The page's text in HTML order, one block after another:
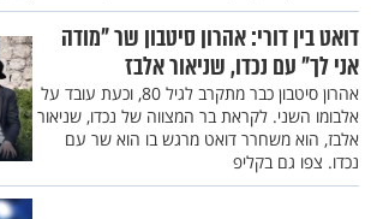
דואט בין דורי: אהרון סיטבון שר "מודה
אני לך" עם נכדו, שניאור אלבז
אהרון סיטבון כבר מתקרב לגיל 80, וכעת עובד על
אלבומו השני. לקראת בר המצווה של נכדו, שניאור
אלבז, הוא משחרר דואט מרגש בו הוא שר עם
נכדו. צפו גם בקליפ